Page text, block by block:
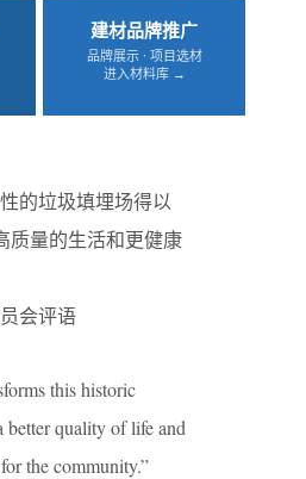
建材品牌推广
品牌展示 · 项目选材
进入材料库 →
的垃圾填埋场得以
质量的生活和更健康
会评语
this historic
quality of life and
the community.”